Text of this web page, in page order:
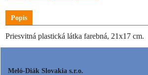
Popis
Priesvitná plastická látka farebná, 21x17 cm.
Meló-Diák Slovakia s.r.o.